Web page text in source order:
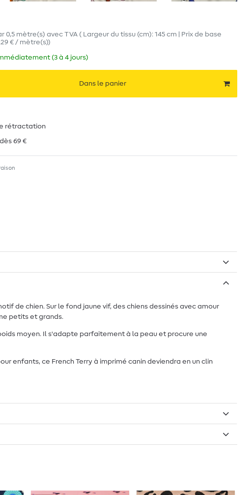
0,5 mètre(s) avec TVA ( Largeur du tissu (cm): 145 cm | Prix de base
€ / mètre(s))
(3 à 4 jours)
Dans le panier
rétractation
69 €
de chien. Sur le fond jaune vif, des chiens dessinés avec amour
petits et grands.
moyen. Il s'adapte parfaitement à la peau et procure une
enfants, ce French Terry à imprimé canin deviendra en un clin